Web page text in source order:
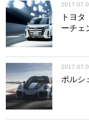
トヨ
ーチェ
ポルシ